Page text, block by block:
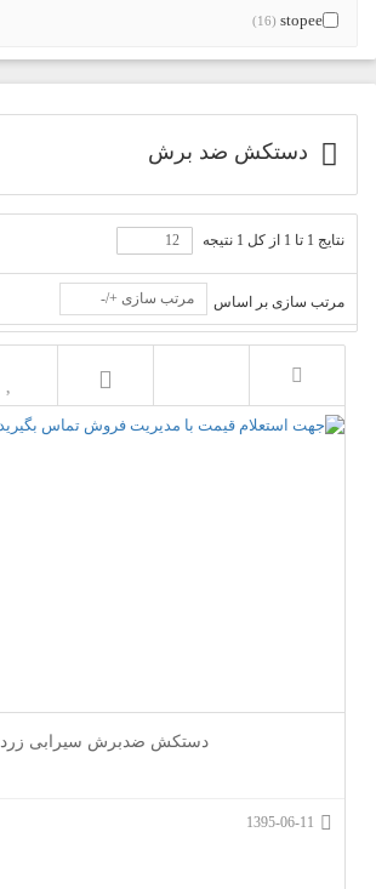
stopee
(16)
دستکش ضد برش
نتایج 1 تا 1 از کل 1 نتیجه
مرتب سازی بر اساس مرتب سازی +/-
دستکش ضدبرش سیرابی زرد